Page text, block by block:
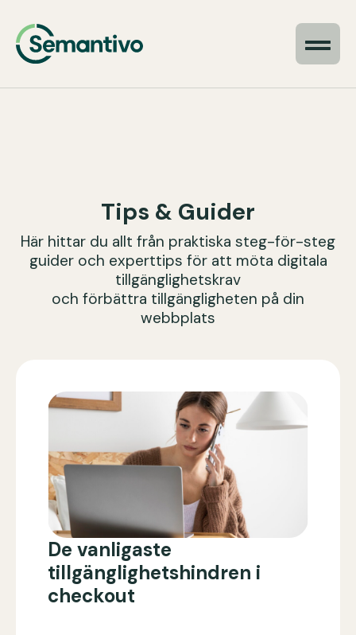
Tips & Guider
Här hittar du allt från praktiska steg-för-steg
guider och experttips för att möta digitala
tillgänglighetskrav
och förbättra tillgängligheten på din
webbplats
De vanligaste
tillgänglighetshindren i
checkout